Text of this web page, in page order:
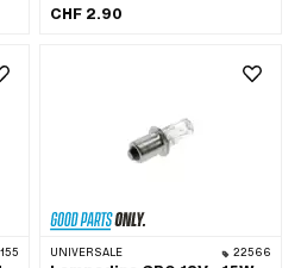
bianco · Prestazioni: 6 W · Lunghezza
CHF 2.90
UNIVERSALE 22566